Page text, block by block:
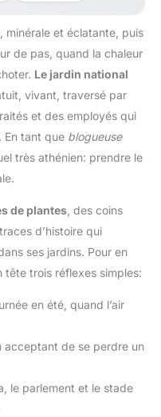
minérale et éclatante, puis
de pas, quand la chaleur
Le jardin national
vivant, traversé par
et des employés qui
En tant que blogueuse
très athénien: prendre le
de plantes, des coins
d’histoire qui
ses jardins. Pour en
trois réflexes simples:
en été, quand l’air
acceptant de se perdre un
le parlement et le stade